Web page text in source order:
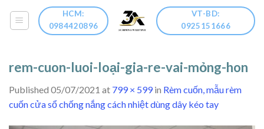
HCM:
0984420896
VT-BD:
0925151666
rem-cuon-luoi-loại-gia-re-vai-mỏng-hon
Published 05/07/2021 at 799 × 599in Rèm cuốn, mẫu rèm
cuốn cửa sổ chống nắng cách nhiệt dùng dây kéo tay